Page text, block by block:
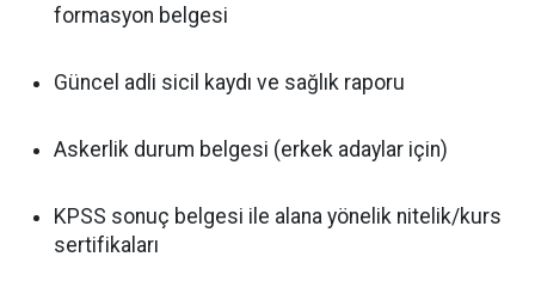
formasyon belgesi
Güncel adli sicil kaydı ve sağlık raporu
Askerlik durum belgesi (erkek adaylar için)
KPSS sonuç belgesi ile alana yönelik nitelik/kurs
sertifikaları